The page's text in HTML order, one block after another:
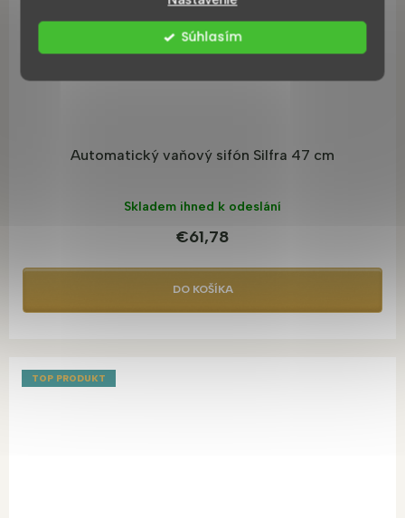
Súhlasím
Automatický vaňový sifón Silfra 47 cm
Skladem ihned k odeslání
€61,78
DO KOŠÍKA
TOP PRODUKT